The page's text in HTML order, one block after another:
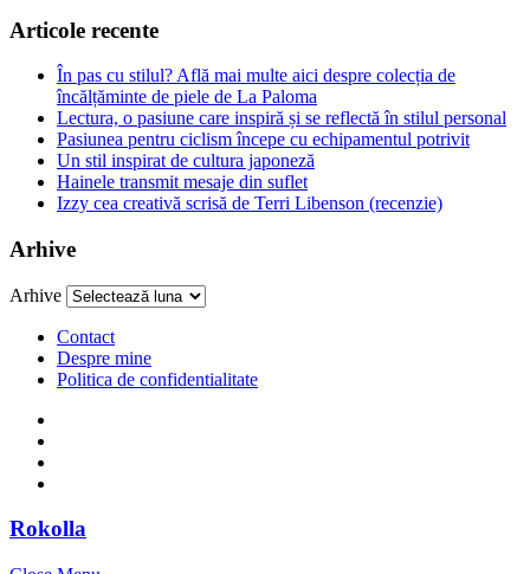
Articole recente
În pas cu stilul? Află mai multe aici despre colecția de
încălțăminte de piele de La Paloma
Lectura, o pasiune care inspiră și se reflectă în stilul personal
Pasiunea pentru ciclism începe cu echipamentul potrivit
Un stil inspirat de cultura japoneză
Hainele transmit mesaje din suflet
Izzy cea creativă scrisă de Terri Libenson (recenzie)
Arhive
Arhive
Contact
Despre mine
Politica de confidentialitate
Rokolla